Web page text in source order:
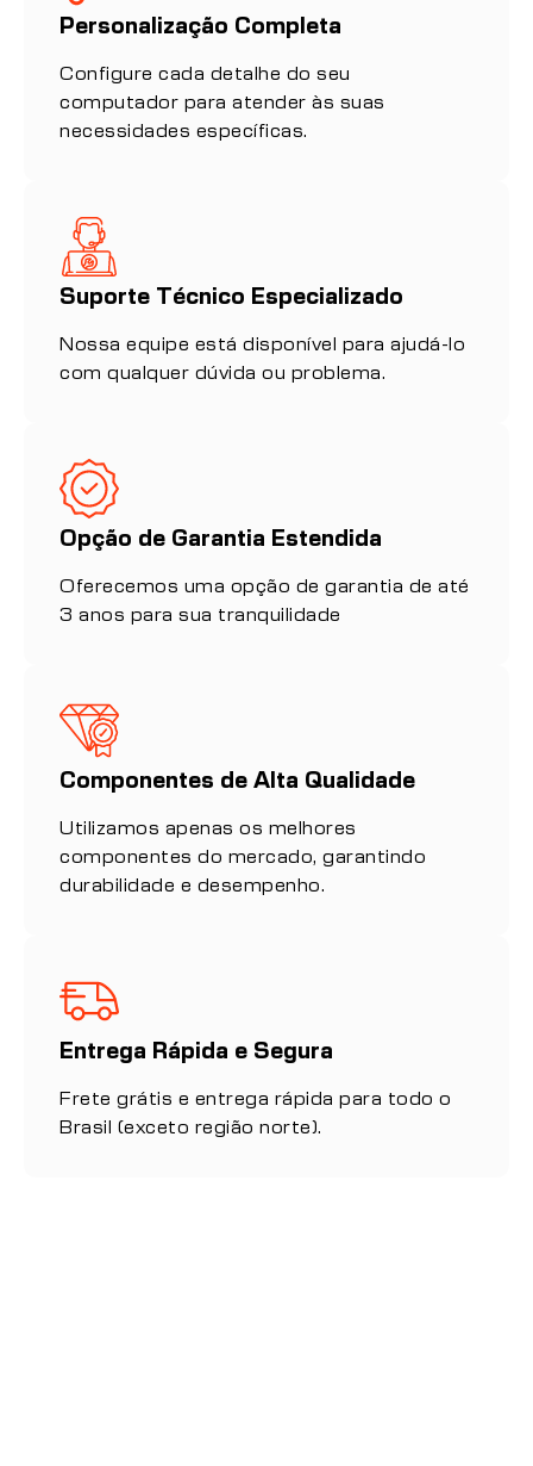
Personalização Completa
Configure cada detalhe do seu
computador para atender às suas
necessidades específicas.
Suporte Técnico Especializado
Nossa equipe está disponível para ajudá-lo
com qualquer dúvida ou problema.
Opção de Garantia Estendida
Oferecemos uma opção de garantia de até
3 anos para sua tranquilidade
Componentes de Alta Qualidade
Utilizamos apenas os melhores
componentes do mercado, garantindo
durabilidade e desempenho.
Entrega Rápida e Segura
Frete grátis e entrega rápida para todo o
Brasil (exceto região norte).